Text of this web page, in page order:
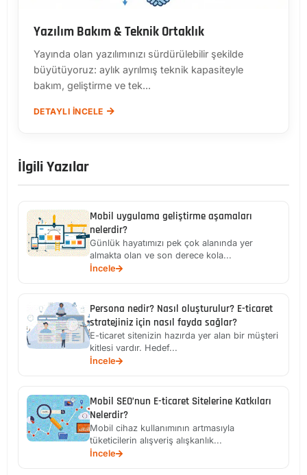
Yazılım Bakım & Teknik Ortaklık
Yayında olan yazılımınızı sürdürülebilir şekilde
büyütüyoruz: aylık ayrılmış teknik kapasiteyle
bakım, geliştirme ve tek...
DETAYLI İNCELE
İlgili Yazılar
Mobil uygulama geliştirme aşamaları
nelerdir?
Günlük hayatımızı pek çok alanında yer
almakta olan ve son derece kola...
İncele
Persona nedir? Nasıl oluşturulur? E-ticaret
stratejiniz için nasıl fayda sağlar?
E-ticaret sitenizin hazırda yer alan bir müşteri
kitlesi vardır. Hedef...
İncele
Mobil SEO’nun E-ticaret Sitelerine Katkıları
Nelerdir?
Mobil cihaz kullanımının artmasıyla
tüketicilerin alışveriş alışkanlık...
İncele